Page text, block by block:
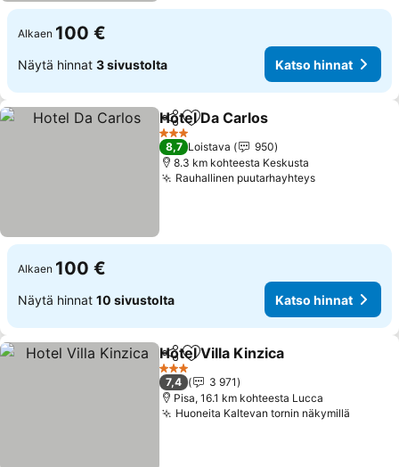
Alkaen 100 €
Näytä hinnat 3 sivustolta Katso hinnat
Jaa Lisää suosikkeihin
Hotel Da Carlos
3 Tähtiluokitus
8,7 Loistava
950
8.3 km kohteesta Keskusta
Rauhallinen puutarhayhteysKatso hinnat
Alkaen 100 €
Näytä hinnat 10 sivustolta Katso hinnat
Jaa Lisää suosikkeihin
Hotel Villa Kinzica
3 Tähtiluokitus
7,4
3 971
Pisa, 16.1 km kohteesta Lucca
Huoneita Kaltevan tornin näkymillä